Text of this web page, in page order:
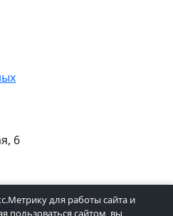
6
для работы сайта и
пользоваться сайтом, вы